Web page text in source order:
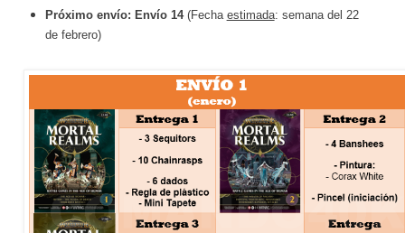
Próximo envío: Envío 14(Fecha estimada: semana del 22
de febrero)